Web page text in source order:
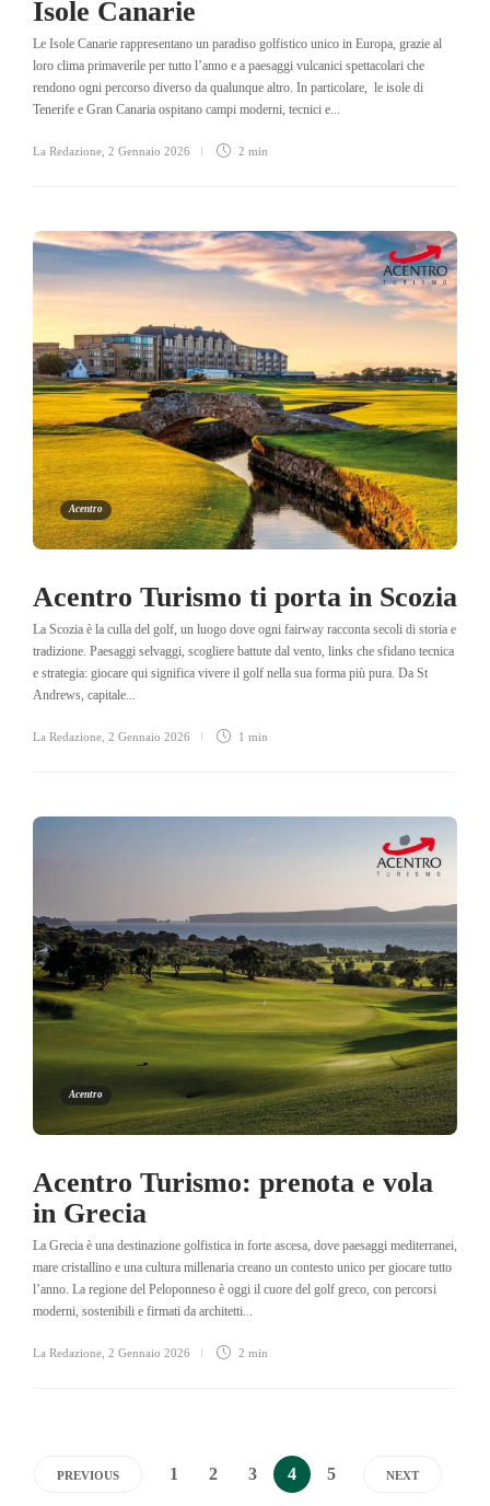
Isole Canarie
Le Isole Canarie rappresentano un paradiso golfistico unico in Europa, grazie al
loro clima primaverile per tutto l’anno e a paesaggi vulcanici spettacolari che
rendono ogni percorso diverso da qualunque altro. In particolare, le isole di
Tenerife e Gran Canaria ospitano campi moderni, tecnici e...
La Redazione 2 Gennaio 2026 2 min
Acentro
Acentro Turismo ti porta in Scozia
La Scozia è la culla del golf, un luogo dove ogni fairway racconta secoli di storia e
tradizione. Paesaggi selvaggi, scogliere battute dal vento, links che sfidano tecnica
e strategia: giocare qui significa vivere il golf nella sua forma più pura. Da St
Andrews, capitale...
La Redazione 2 Gennaio 2026 1 min
Acentro
Acentro Turismo: prenota e vola
in Grecia
La Grecia è una destinazione golfistica in forte ascesa, dove paesaggi mediterranei,
mare cristallino e una cultura millenaria creano un contesto unico per giocare tutto
l’anno. La regione del Peloponneso è oggi il cuore del golf greco, con percorsi
moderni, sostenibili e firmati da architetti...
La Redazione 2 Gennaio 2026 2 min
PREVIOUS 1 2 3 4 5 NEXT